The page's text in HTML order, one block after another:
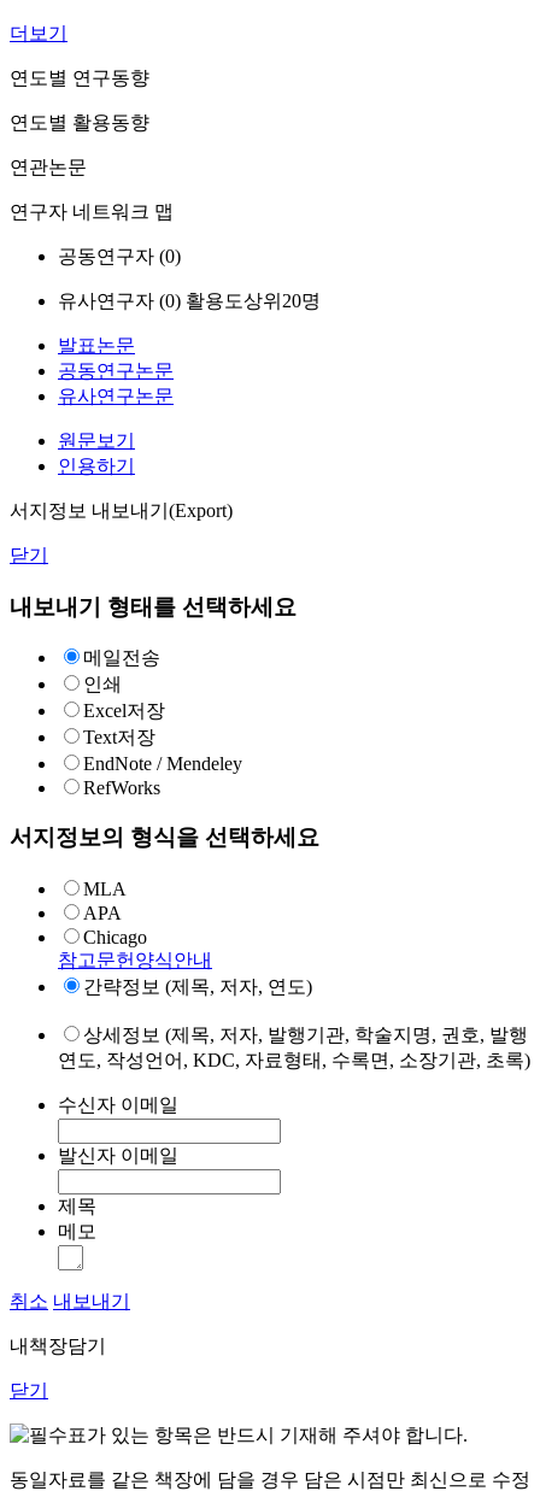
더보기
연도별 연구동향
연도별 활용동향
연관논문
연구자 네트워크 맵
공동연구자 (0)
유사연구자 (0) 활용도상위20명
발표논문
공동연구논문
유사연구논문
원문보기
인용하기
서지정보 내보내기(Export)
닫기
내보내기 형태를 선택하세요
메일전송
인쇄
Excel저장
Text저장
EndNote / Mendeley
RefWorks
서지정보의 형식을 선택하세요
MLA
APA
Chicago
참고문헌양식안내
간략정보 (제목, 저자, 연도)
상세정보 (제목, 저자, 발행기관, 학술지명, 권호, 발행
연도, 작성언어, KDC, 자료형태, 수록면, 소장기관, 초록)
수신자 이메일
발신자 이메일
제목
메모
취소 내보내기
내책장담기
닫기
표가 있는 항목은 반드시 기재해 주셔야 합니다.
동일자료를 같은 책장에 담을 경우 담은 시점만 최신으로 수정